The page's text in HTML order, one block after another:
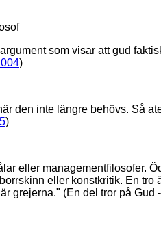
som visar att gud
)
den inte längre behövs. Så
)
eller managementfilosofer.
eller konstkritik. En tro
grejerna." (En del tror på Gud